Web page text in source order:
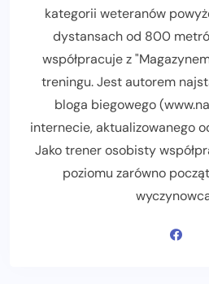
kategorii weteranów
dystansach od 800
współpracuje z
treningu. Jest autorem
bloga biegowego
internecie, aktualizowanego
Jako trener osobisty
poziomu zarówno